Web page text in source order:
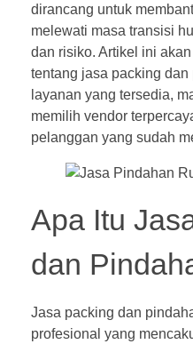
dirancang untuk
melewati masa transisi
dan risiko. Artikel ini
tentang jasa packing
layanan yang tersedia,
memilih vendor
pelanggan yang sudah
Apa Itu
dan
Jasa packing dan
profesional yang